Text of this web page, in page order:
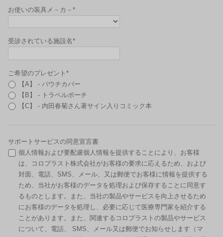
お使いの装具メ－カ－*
受診されている施設名*
ご希望のプレゼント*
【A】 - パウチカバー
【B】 - トラベルポーチ
【C】 - 内田春菊さん著サイン入りコミック本
サポートサービスの同意宣言書
個人情報および要配慮個人情報を提供することにより、お客様
は、コロプラスト株式会社がお客様の要求に応えるため、および
対面、電話、SMS、メール、又は郵便でお客様に情報を提供する
ため、当社がお客様のデータを処理および保存することに同意す
るものとします。また、当社の製品やサービスを向上させるため
にお客様のデータを処理し、必要に応じて医療専門家を紹介する
ことがあります。また、関連するコロプラストの製品やサービス
について、電話、 SMS、メール又は郵便でお知らせします（マ